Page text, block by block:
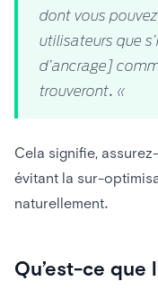
dont vous
utilisateurs que
d’ancrage]
trouveront. «
Cela signifie,
évitant la sur-
naturellement.
Qu’est-ce que